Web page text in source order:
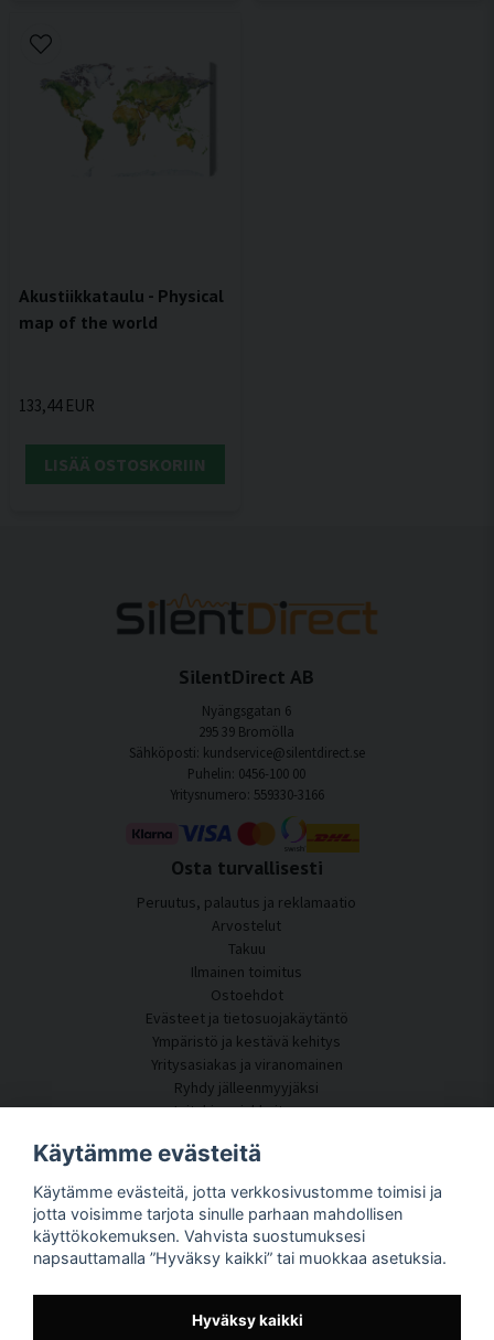
Akustiikkataulu - Physical
map of the world
133,44 EUR
LISÄÄ OSTOSKORIIN
SilentDirect AB
Nyängsgatan 6
295 39 Bromölla
Sähköposti: kundservice@silentdirect.se
Puhelin: 0456-100 00
Yritysnumero: 559330-3166
Osta turvallisesti
Peruutus, palautus ja reklamaatio
Arvostelut
Takuu
Ilmainen toimitus
Ostoehdot
Evästeet ja tietosuojakäytäntö
Ympäristö ja kestävä kehitys
Yritysasiakas ja viranomainen
Ryhdy jälleenmyyjäksi
Joitakin asiakkaitamme
Asiakaspalvelu
Akustiikkakonsultointi
Asennus
Kysymyksiä ja vastauksia
Tietoportaali
Seuraa pakettiasi täältä
Tietoja SilentDirectistä
Käytämme evästeitä
Käytämme evästeitä, jotta verkkosivustomme toimisi ja
jotta voisimme tarjota sinulle parhaan mahdollisen
käyttökokemuksen. Vahvista suostumuksesi
napsauttamalla ”Hyväksy kaikki” tai muokkaa asetuksia.
Hyväksy kaikki